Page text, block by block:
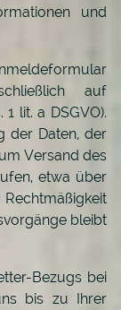
und
auf
lit. a DSGVO).
der Daten, der
Versand des
etwa über
bleibt
Bezugs bei
bis zu Ihrer